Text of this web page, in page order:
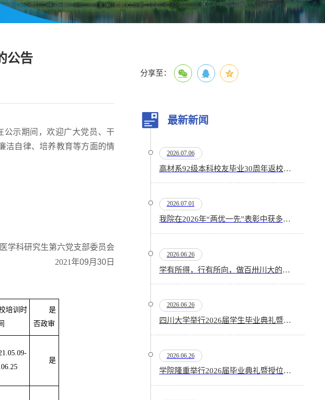
公告
公示期间，欢迎广大党员、干
洁自律、培养教育等方面的情
学科研究生第六党支部委员会
2021年09月30 日
培训时
是
否政审
是
分享至：
最新新闻
2026.07.06
高材系92级本科校友毕业30周年返校活动顺利举行
2026.07.01
我院在2026年“两优一先”表彰中获多项殊荣
2026.06.26
学有所得，行有所向，做百卅川大的薪火赓续者——校长汪劲松在四川大学2026届学生毕业典礼上的...
2026.06.26
四川大学举行2026届学生毕业典礼暨学位授予仪式
2026.06.26
​学院隆重举行2026届毕业典礼暨授位仪式